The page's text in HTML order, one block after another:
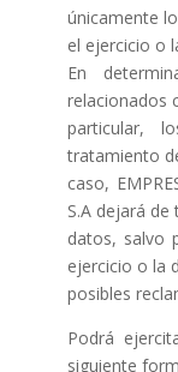
únicamente
el ejercicio o
En
relacionados
particular,
tratamiento
caso,
S.A dejará de
datos, salvo
ejercicio o la
posibles
Podrá
siguiente